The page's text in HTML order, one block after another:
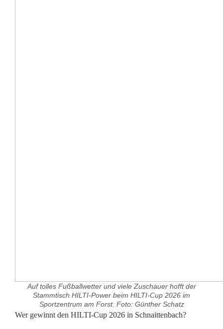
Auf tolles Fußballwetter und viele Zuschauer hofft der
Stammtisch HILTI-Power beim HILTI-Cup 2026 im
Sportzentrum am Forst. Foto: Günther Schatz
H
Wer gewinnt den HILTI-Cup 2026 in Schnaittenbach?